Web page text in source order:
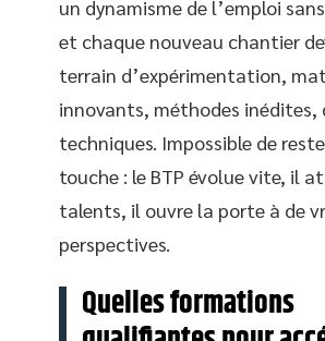
un dynamisme de l’emploi
et chaque nouveau chantier
terrain d’expérimentation,
innovants, méthodes inédites,
techniques. Impossible de
touche : le BTP évolue vite, il
talents, il ouvre la porte à de
perspectives.
Quelles formations